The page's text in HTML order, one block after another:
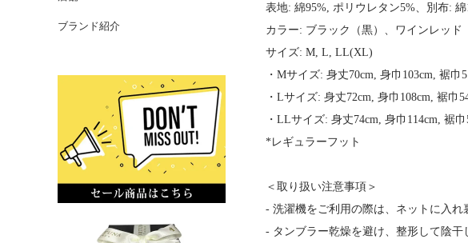
表地: 綿95%, ポリウレタン5%、別布: 綿
カラー: ブラック（黒）、ワインレッド
サイズ: M, L, LL(XL)
・Mサイズ: 身丈70cm, 身巾103cm, 裾
・Lサイズ: 身丈72cm, 身巾108cm, 裾巾
・LLサイズ: 身丈74cm, 身巾114cm, 裾
*レギュラーフット
＜取り扱い注意事項＞
- 洗濯機をご利用の際は、ネットに入れ
- タンブラー乾燥を避け、整形して陰干
ブランド紹介